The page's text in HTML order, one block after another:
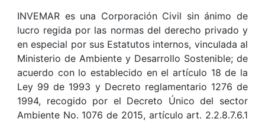
INVEMAR es una Corporación Civil sin ánimo de
lucro regida por las normas del derecho privado y
en especial por sus Estatutos internos, vinculada al
Ministerio de Ambiente y Desarrollo Sostenible; de
acuerdo con lo establecido en el artículo 18 de la
Ley 99 de 1993 y Decreto reglamentario 1276 de
1994, recogido por el Decreto Único del sector
Ambiente No. 1076 de 2015, artículo art. 2.2.8.7.6.1